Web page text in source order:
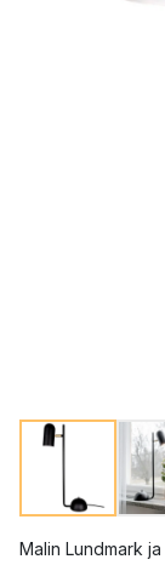
Malin Lundmark ja